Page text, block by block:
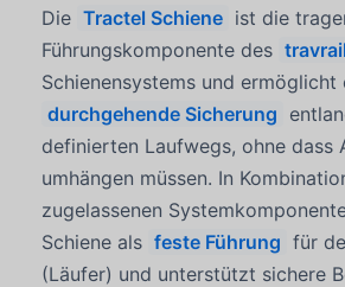
Die Tractel Schiene ist die
Führungskomponente des travrail
Schienensystems und ermöglicht
durchgehende Sicherung
definierten Laufwegs, ohne dass
umhängen müssen. In
zugelassenen
Schiene als feste Führung für
(Läufer) und unterstützt sichere